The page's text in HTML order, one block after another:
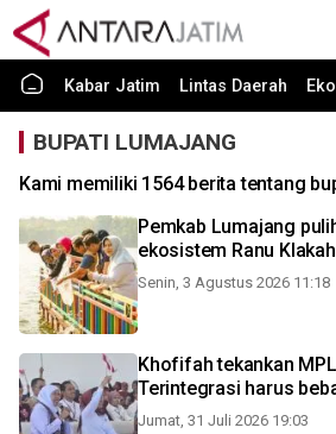
Kabar Jatim Lintas Daerah
BUPATI LUMAJANG
Kami memiliki 1564 berita tentang
Pemkab Lumajang
ekosistem Ranu Klakah
Senin, 3 Agustus 2026 11:18
Khofifah tekankan
Terintegrasi harus
Jumat, 31 Juli 2026 19:03